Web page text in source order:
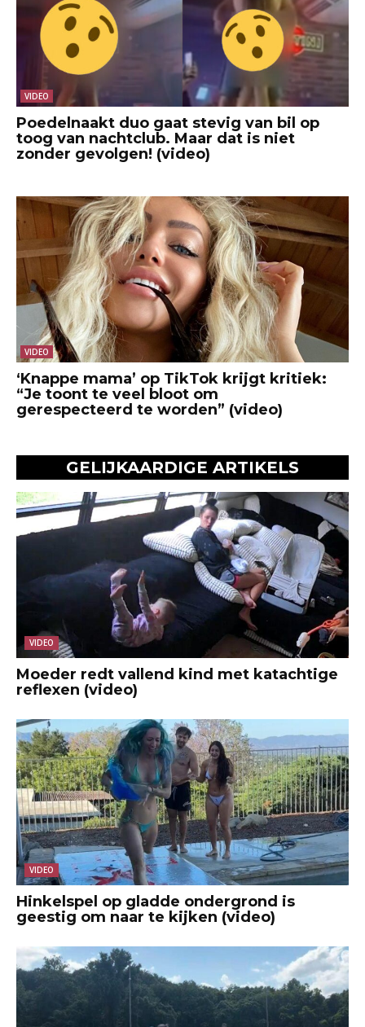
VIDEO
Poedelnaakt duo gaat stevig van bil op
toog van nachtclub. Maar dat is niet
zonder gevolgen! (video)
VIDEO
‘Knappe mama’ op TikTok krijgt kritiek:
“Je toont te veel bloot om
gerespecteerd te worden” (video)
GELIJKAARDIGE ARTIKELS
VIDEO
Moeder redt vallend kind met katachtige
reflexen (video)
VIDEO
Hinkelspel op gladde ondergrond is
geestig om naar te kijken (video)